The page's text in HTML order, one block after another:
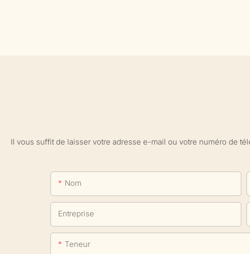
Il vous suffit de laisser votre adresse e-mail ou votre numéro de
Nom
Entreprise
Teneur